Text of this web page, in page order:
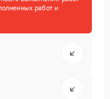
работ и